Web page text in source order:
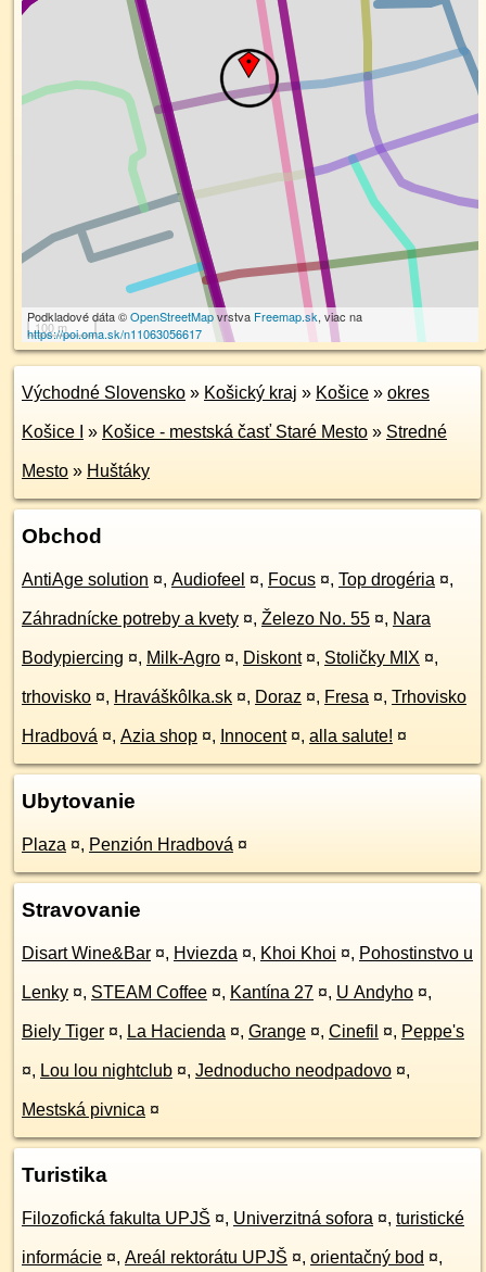
100 m
Podkladové dáta ©OpenStreetMapvrstva Freemap.sk, viac na
https://poi.oma.sk/n11063056617
Východné Slovensko » Košický kraj » Košice » okres
Košice I » Košice - mestská časť Staré Mesto » Stredné
Mesto » Huštáky
Obchod
AntiAge solution ¤, Audiofeel ¤, Focus ¤, Top drogéria ¤,
Záhradnícke potreby a kvety ¤, Železo No. 55 ¤, Nara
Bodypiercing ¤, Milk-Agro ¤, Diskont ¤, Stoličky MIX ¤,
trhovisko ¤, Hraváškôlka.sk ¤, Doraz ¤, Fresa ¤, Trhovisko
Hradbová ¤, Azia shop ¤, Innocent ¤, alla salute! ¤
Ubytovanie
Plaza ¤, Penzión Hradbová ¤
Stravovanie
Disart Wine&Bar ¤, Hviezda ¤, Khoi Khoi ¤, Pohostinstvo u
Lenky ¤, STEAM Coffee ¤, Kantína 27 ¤, U Andyho ¤,
Biely Tiger ¤, La Hacienda ¤, Grange ¤, Cinefil ¤, Peppe's
¤, Lou lou nightclub ¤, Jednoducho neodpadovo ¤,
Mestská pivnica ¤
Turistika
Filozofická fakulta UPJŠ ¤, Univerzitná sofora ¤, turistické
informácie ¤, Areál rektorátu UPJŠ ¤, orientačný bod ¤,